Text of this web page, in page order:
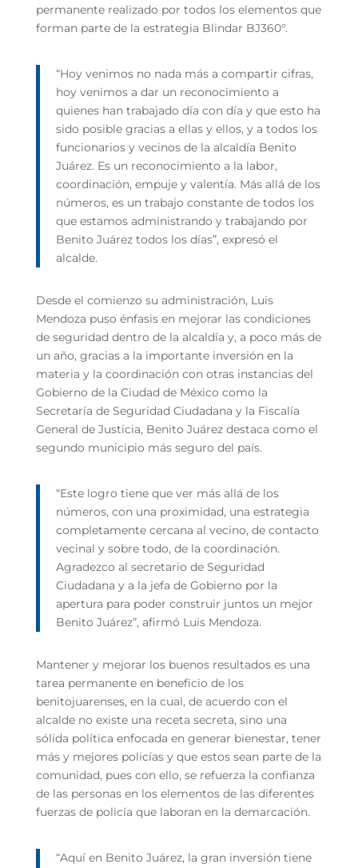
permanente realizado por todos los elementos que
forman parte de la estrategia Blindar BJ360°.
“Hoy venimos no nada más a compartir cifras,
hoy venimos a dar un reconocimiento a
quienes han trabajado día con día y que esto ha
sido posible gracias a ellas y ellos, y a todos los
funcionarios y vecinos de la alcaldía Benito
Juárez. Es un reconocimiento a la labor,
coordinación, empuje y valentía. Más allá de los
números, es un trabajo constante de todos los
que estamos administrando y trabajando por
Benito Juárez todos los días”, expresó el
alcalde.
Desde el comienzo su administración, Luis
Mendoza puso énfasis en mejorar las condiciones
de seguridad dentro de la alcaldía y, a poco más de
un año, gracias a la importante inversión en la
materia y la coordinación con otras instancias del
Gobierno de la Ciudad de México como la
Secretaría de Seguridad Ciudadana y la Fiscalía
General de Justicia, Benito Juárez destaca como el
segundo municipio más seguro del país.
“Este logro tiene que ver más allá de los
números, con una proximidad, una estrategia
completamente cercana al vecino, de contacto
vecinal y sobre todo, de la coordinación.
Agradezco al secretario de Seguridad
Ciudadana y a la jefa de Gobierno por la
apertura para poder construir juntos un mejor
Benito Juárez”, afirmó Luis Mendoza.
Mantener y mejorar los buenos resultados es una
tarea permanente en beneficio de los
benitojuarenses, en la cual, de acuerdo con el
alcalde no existe una receta secreta, sino una
sólida política enfocada en generar bienestar, tener
más y mejores policías y que estos sean parte de la
comunidad, pues con ello, se refuerza la confianza
de las personas en los elementos de las diferentes
fuerzas de policía que laboran en la demarcación.
“Aquí en Benito Juárez, la gran inversión tiene